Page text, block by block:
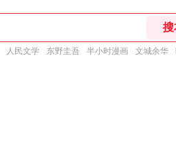
人民文学 东野圭吾 半小时漫画 文城余华